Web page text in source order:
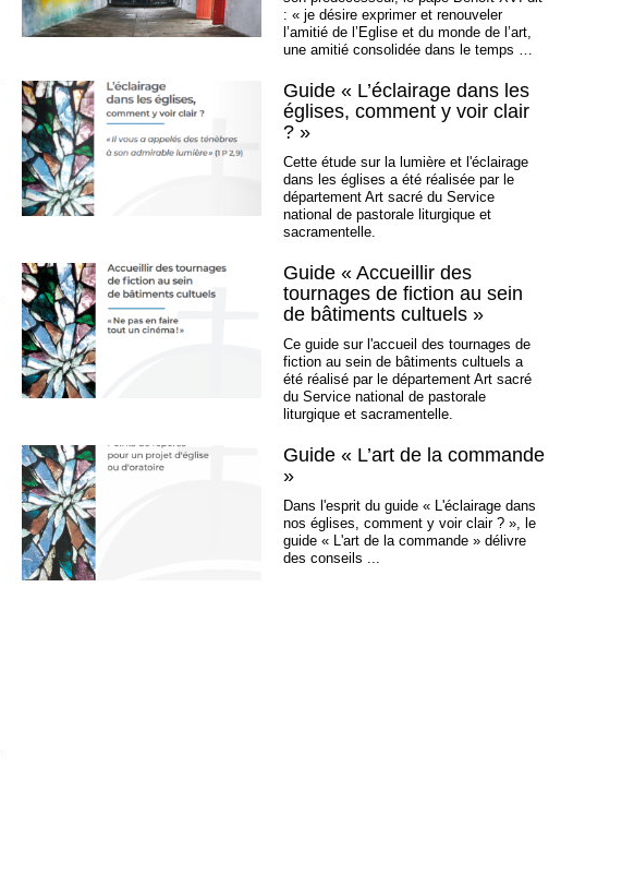
: « je désire exprimer et renouveler
l’amitié de l’Eglise et du monde de l’art,
une amitié consolidée dans le temps …
Guide « L’éclairage dans les
églises, comment y voir clair
? »
Cette étude sur la lumière et l'éclairage
dans les églises a été réalisée par le
département Art sacré du Service
national de pastorale liturgique et
sacramentelle.
Guide « Accueillir des
tournages de fiction au sein
de bâtiments cultuels »
Ce guide sur l'accueil des tournages de
fiction au sein de bâtiments cultuels a
été réalisé par le département Art sacré
du Service national de pastorale
liturgique et sacramentelle.
Guide « L’art de la commande
»
Dans l'esprit du guide « L'éclairage dans
nos églises, comment y voir clair ? », le
guide « L'art de la commande » délivre
des conseils ...